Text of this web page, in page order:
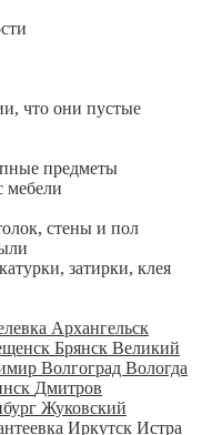
что они пустые
предметы
мебели
стены и пол
затирки, клея
Архангельск
Брянск Великий
Волгоград Вологда
Дмитров
Жуковский
Иркутск Истра